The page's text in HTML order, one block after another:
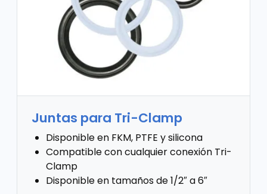
Juntas para Tri-Clamp
Disponible en FKM, PTFE y silicona
Compatible con cualquier conexión Tri-
Clamp
Disponible en tamaños de 1/2″ a 6″